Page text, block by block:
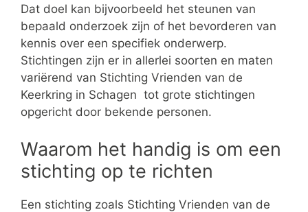
Dat doel kan bijvoorbeeld het steunen van
bepaald onderzoek zijn of het bevorderen van
kennis over een specifiek onderwerp.
Stichtingen zijn er in allerlei soorten en maten
variërend van Stichting Vrienden van de
Keerkring in Schagen tot grote stichtingen
opgericht door bekende personen.
Waarom het handig is om een
stichting op te richten
Een stichting zoals Stichting Vrienden van de